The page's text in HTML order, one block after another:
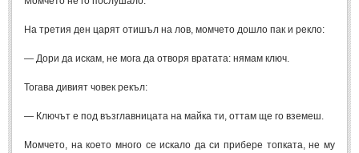
Забавни SMS-и
МЪДРОСТИ
МЪДРОСТИ - КАТЕГОРИИ
На третия ден царят отишъл на лов, момчето дошло пак и рекло:
— Дори да искам, не мога да отворя вратата: нямам ключ.
Тогава дивият човек рекъл:
— Ключът е под възглавницата на майка ти, оттам ще го вземеш.
Момчето, на което много се искало да си прибере топката, не му